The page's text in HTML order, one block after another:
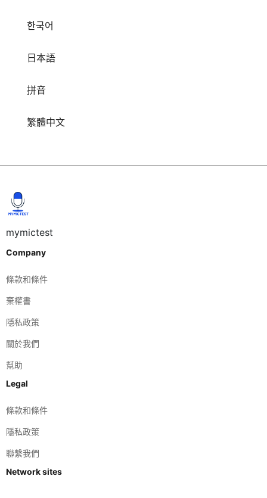
한국어
日本語
拼音
繁體中文
mymictest
Company
條款和條件
棄權書
隱私政策
關於我們
幫助
Legal
條款和條件
隱私政策
聯繫我們
Network sites